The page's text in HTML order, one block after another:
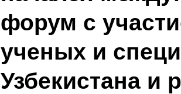
форум с
ученых и
Узбекистана и